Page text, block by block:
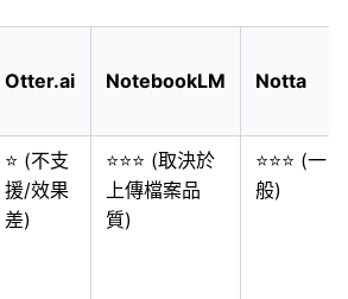
Otter.ai NotebookLM Notta
⭐ (不支
援/效果
差)
⭐⭐⭐ (取決於
上傳檔案品
質)
⭐⭐⭐ (一
般)